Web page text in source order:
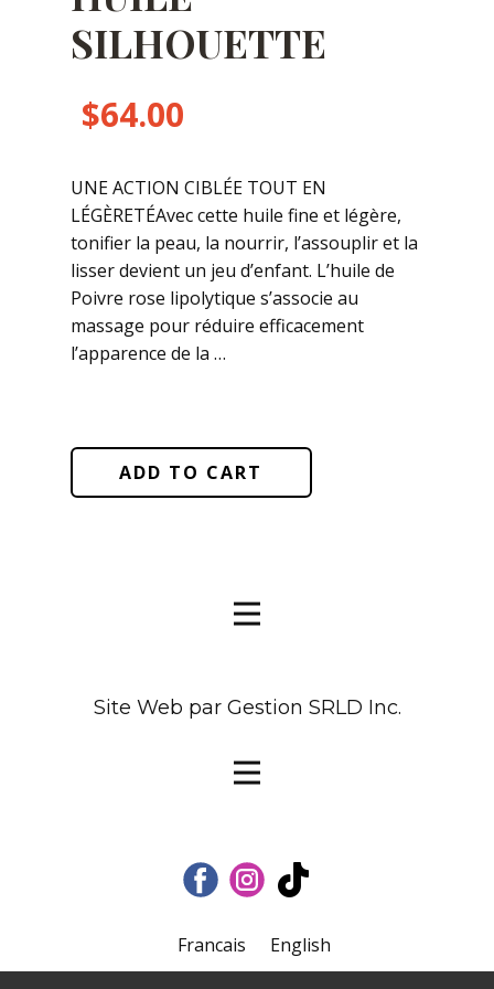
SILHOUETTE
$64.00
UNE ACTION CIBLÉE TOUT EN
LÉGÈRETÉAvec cette huile fine et légère,
tonifier la peau, la nourrir, l’assouplir et la
lisser devient un jeu d’enfant. L’huile de
Poivre rose lipolytique s’associe au
massage pour réduire efficacement
l’apparence de la …
ADD TO CART
Site Web par Gestion SRLD Inc.